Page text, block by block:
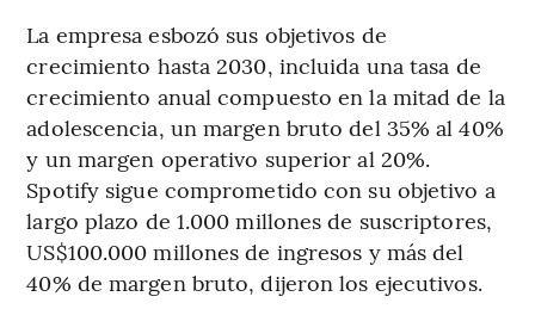
La empresa esbozó sus objetivos de
crecimiento hasta 2030, incluida una tasa de
crecimiento anual compuesto en la mitad de la
adolescencia, un margen bruto del 35% al 40%
y un margen operativo superior al 20%.
Spotify sigue comprometido con su objetivo a
largo plazo de 1.000 millones de suscriptores,
US$100.000 millones de ingresos y más del
40% de margen bruto, dijeron los ejecutivos.